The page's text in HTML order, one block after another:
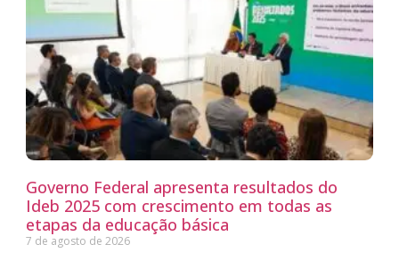
Governo Federal apresenta resultados do
Ideb 2025 com crescimento em todas as
etapas da educação básica
7 de agosto de 2026